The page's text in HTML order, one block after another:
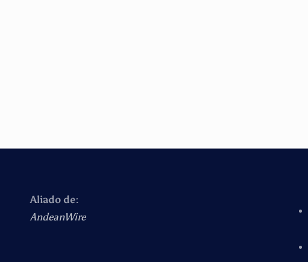
Aliado de:
AndeanWire